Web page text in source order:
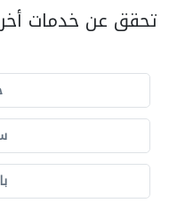
تحقق عن خدمات